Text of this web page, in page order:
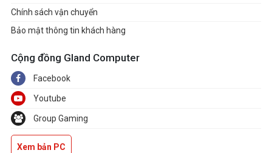
Chính sách vận chuyển
Bảo mật thông tin khách hàng
Cộng đồng Gland Computer
Facebook
Youtube
Group Gaming
Xem bản PC